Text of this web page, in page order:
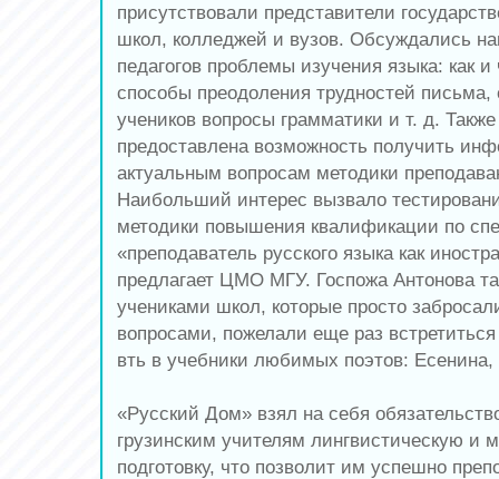
присутствовали представители
школ, колледжей и вузов. Обсуждались
педагогов проблемы изучения языка: как и
способы преодоления трудностей письма,
учеников вопросы грамматики и т. д.
предоставлена возможность получить
актуальным вопросам методики
Наибольший интерес вызвало
методики повышения квалификации по
«преподаватель русского языка как
предлагает ЦМО МГУ. Госпожа Антонова
учениками школ, которые просто
вопросами, пожелали еще раз
вть в учебники любимых поэтов:
«Русский Дом» взял на себя
грузинским учителям лингвистическую и
подготовку, что позволит им успешно